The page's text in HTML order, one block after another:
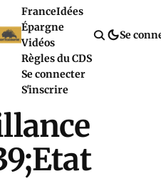
FranceIdées
Épargne
Vidéos
Règles du CDS
Se connecter
S'inscrire
Se